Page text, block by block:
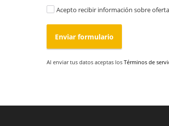
Acepto recibir información sobre
Enviar formulario
Al enviar tus datos aceptas los Términos de